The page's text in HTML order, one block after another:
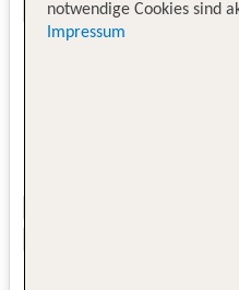
notwendige Cookies sind
Impressum